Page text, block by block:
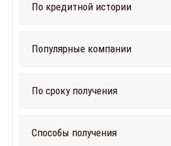
По кредитной истории
Популярные компании
По сроку получения
Способы получения